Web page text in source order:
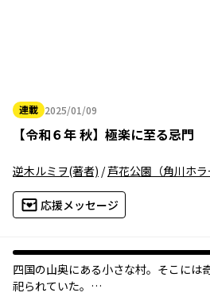
連載 2025/01/09
2025年01月09日
【令和６年 秋】 極楽に至る忌門
逆木ルミヲ(著者) /芦花公園（角川ホラ
応援メッセージ
四国の山奥にある小さな村。そこには
祀られていた。